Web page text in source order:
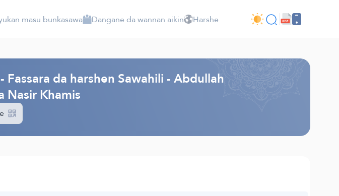
masu bunkasawa Dangane da wannan aikin Harshe
da harshen Sawahili - Abdullah
Nasir Khamis